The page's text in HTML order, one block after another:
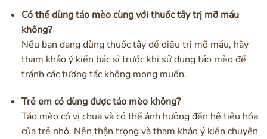
Có thể dùng táo mèo cùng với thuốc tây trị mỡ máu
không?
Nếu bạn đang dùng thuốc tây để điều trị mỡ máu, hãy
tham khảo ý kiến bác sĩ trước khi sử dụng táo mèo để
tránh các tương tác không mong muốn.
Trẻ em có dùng được táo mèo không?
Táo mèo có vị chua và có thể ảnh hưởng đến hệ tiêu hóa
của trẻ nhỏ. Nên thận trọng và tham khảo ý kiến chuyên